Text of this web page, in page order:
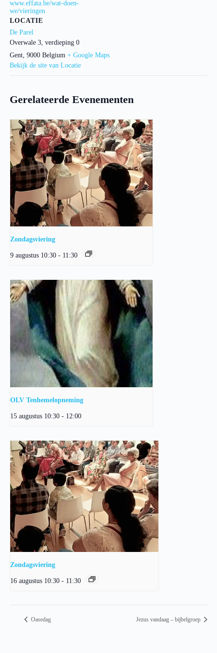
www.effata.be/wat-doen-
we/vieringen
LOCATIE
De Parel
Overwale 3, verdieping 0
Gent, 9000 Belgium + Google Maps
Bekijk de site van Locatie
Gerelateerde Evenementen
Zondagsviering
9 augustus 10:30 - 11:30
OLV Tenhemelopneming
15 augustus 10:30 - 12:00
Zondagsviering
16 augustus 10:30 - 11:30
Oasedag Jezus vandaag – bijbelgroep